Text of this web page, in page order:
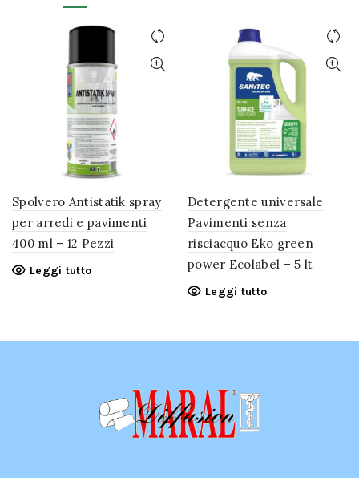
Spolvero Antistatik spray
per arredi e pavimenti
400 ml – 12 Pezzi
Leggi tutto
Detergente universale
Pavimenti senza
risciacquo Eko green
power Ecolabel – 5 lt
Leggi tutto